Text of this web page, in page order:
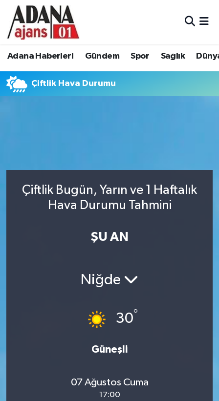
Adana Haberleri Gündem Spor Sağlık
Çiftlik Hava Durumu
Çiftlik Bugün, Yarın ve 1 Haftalık
Hava Durumu Tahmini
ŞU AN
Niğde
30°
Güneşli
07 Ağustos Cuma
17:00
Adana Haberleri
Spor
Siyaset
Ekonomi
Adana Nöbetçi Eczaneler
Adana Namaz Vakitleri
Son Dakika Haberleri
Haber Arşivi